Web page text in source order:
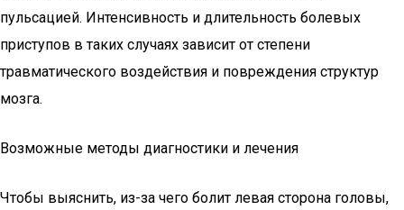
пульсацией. Интенсивность и длительность болевых
приступов в таких случаях зависит от степени
травматического воздействия и повреждения структур
мозга.
Возможные методы диагностики и лечения
Чтобы выяснить, из-за чего болит левая сторона головы,